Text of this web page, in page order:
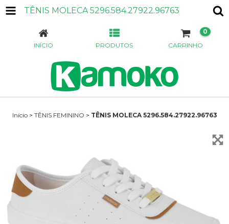
TÊNIS MOLECA 5296.584.27922.96763
INÍCIO PRODUTOS CARRINHO
0
Início > TÊNIS FEMININO > TÊNIS MOLECA 5296.584.27922.96763